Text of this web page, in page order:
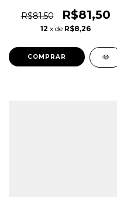
R$81,50 R$81,50
12 x de R$8,26